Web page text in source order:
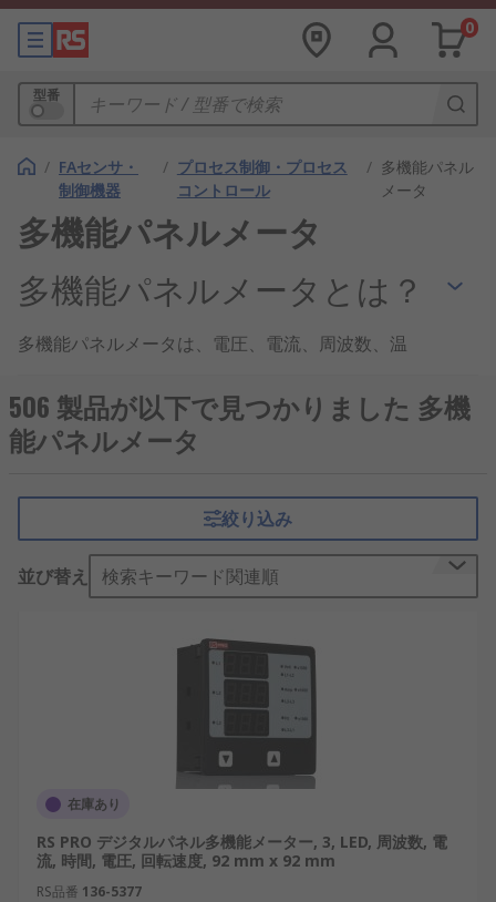
0
型番
/ FAセンサ・
制御機器
/ プロセス制御・プロセス
コントロール
/ 多機能パネル
メータ
多機能パネルメータ
多機能パネルメータとは？
多機能パネルメータは、電圧、電流、周波数、温
盤面取付型のデジタル計測器です。デジタルパネル
メータやパネル計器の一種で、入力信号を数値に変
換して表示し、設定値との比較や外部機器への出力
セス信号、熱電対、測温抵抗体、パルス入力にも対
応します。制御盤、製造装置、試験設備、電源監
視、プロセス制御などで、測定値の確認や異常判定
に使われます。
多機能パネルメータの仕組み
多機能パネルメータは、センサや計測回路から受け
取ったアナログ信号またはデジタル信号
で処理し、設定された単位や表示範囲に換算しま
す。入力信号はA/D変換や演算処理を経て画面に表
示され、必要に応じてリレー、トランジスタ、アナ
スケーリング、上下限判定、最大値・最小値保持、
積算などの機能を備えた機種もあります。
506 製品が以下で見つかりました 多機
能パネルメータ
絞り込み
並び替え 検索キーワード関連順
在庫あり
RS PRO デジタルパネル多機能メーター, 3, LED, 周波数, 電
流, 時間, 電圧, 回転速度, 92 mm x 92 mm
RS品番 136-5377